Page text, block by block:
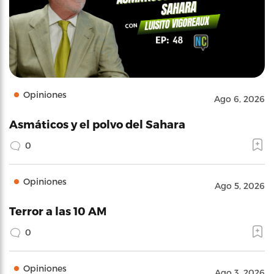
Opiniones Ago 6, 2026
Asmáticos y el polvo del Sahara
0
Opiniones Ago 5, 2026
Terror a las 10 AM
0
Opiniones